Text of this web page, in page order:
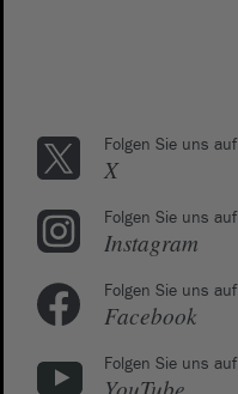
Folgen Sie uns auf
X
Folgen Sie uns auf
Instagram
Folgen Sie uns auf
Facebook
Folgen Sie uns auf